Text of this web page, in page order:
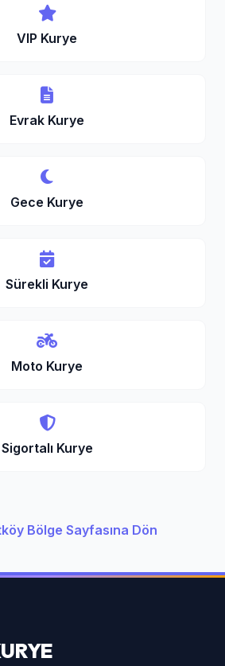
VIP Kurye
Evrak Kurye
Gece Kurye
Sürekli Kurye
Moto Kurye
Sigortalı Kurye
Bölge Sayfasına Dön